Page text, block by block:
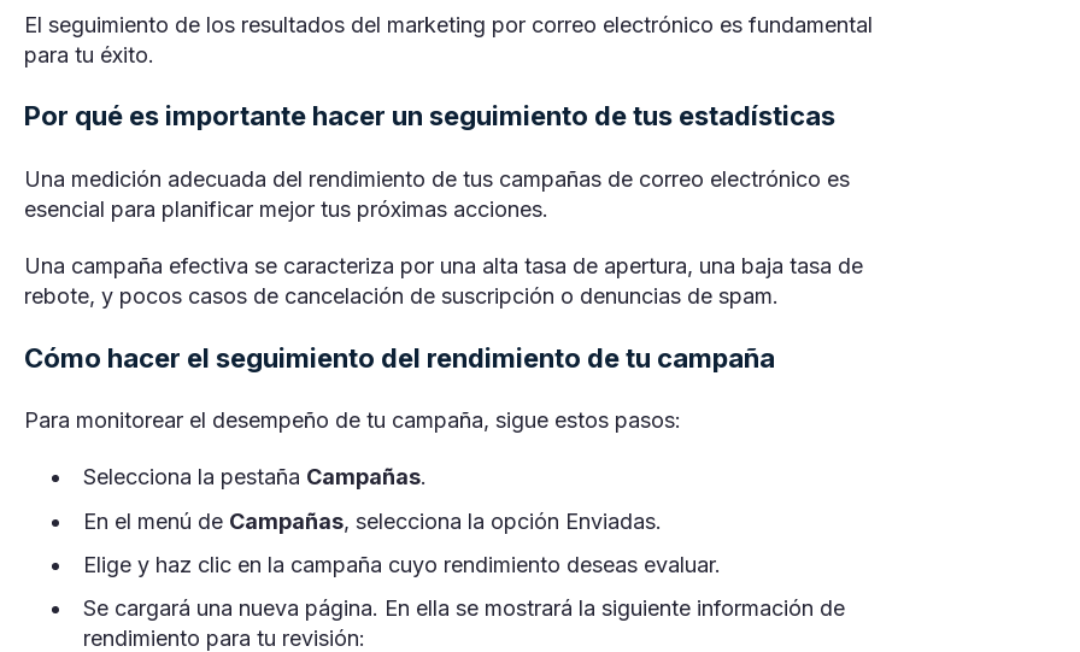
El seguimiento de los resultados del marketing por correo electrónico es fundamental
para tu éxito.
Por qué es importante hacer un seguimiento de tus estadísticas
Una medición adecuada del rendimiento de tus campañas de correo electrónico es
esencial para planificar mejor tus próximas acciones.
Una campaña efectiva se caracteriza por una alta tasa de apertura, una baja tasa de
rebote, y pocos casos de cancelación de suscripción o denuncias de spam.
Cómo hacer el seguimiento del rendimiento de tu campaña
Para monitorear el desempeño de tu campaña, sigue estos pasos:
Selecciona la pestaña Campañas.
En el menú de Campañas, selecciona la opción Enviadas.
Elige y haz clic en la campaña cuyo rendimiento deseas evaluar.
Se cargará una nueva página. En ella se mostrará la siguiente información de
rendimiento para tu revisión: